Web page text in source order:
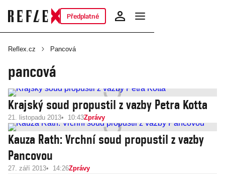
Předplatné
Reflex.cz Pancová
pancová
Krajský soud propustil z vazby Petra Kotta
21. listopadu 2013 10:43Zprávy
Kauza Rath: Vrchní soud propustil z vazby
Pancovou
27. září 2013 14:26Zprávy